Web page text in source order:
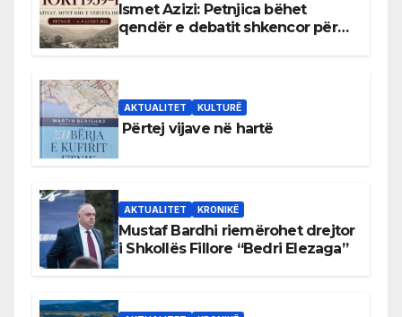
Ismet Azizi: Petnjica bëhet
qendër e debatit shkencor për
AKTUALITET KULTURË
Përtej vijave në hartë
AKTUALITET KRONIKË
Mustaf Bardhi riemërohet drejtor
i Shkollës Fillore “Bedri Elezaga”